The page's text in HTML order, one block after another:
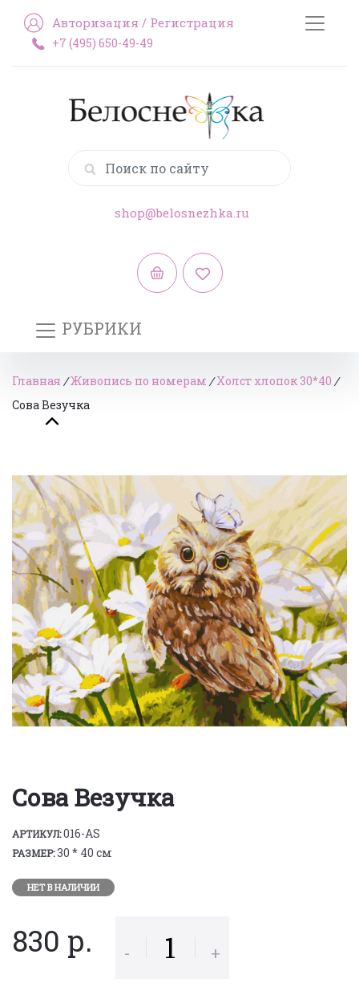
Авторизация / Регистрация
+7 (495) 650-49-49
shop@belosnezhka.ru
РУБРИКИ
Главная /Живопись по номерам /Холст хлопок 30*40 /
Сова Везучка
Сова Везучка
АРТИКУЛ:016-AS
РАЗМЕР:30 * 40 см
НЕТ В НАЛИЧИИ
830 р. - +